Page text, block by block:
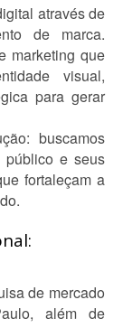
através de
de marca.
marketing que
visual,
para gerar
buscamos
público e seus
fortaleçam a
de mercado
além de